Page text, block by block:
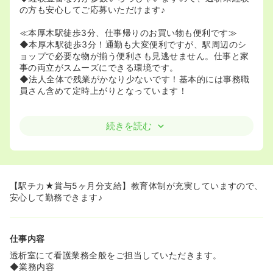
の方も安心してご応募いただけます♪
≪本厚木駅徒歩3分、仕事帰りのお買い物も便利です≫
◆本厚木駅徒歩3分！通勤も大変便利ですが、駅周辺のシ
ョップで必要な物が揃う便利さも見逃せません。仕事と家
事の両立がスムーズにできる環境です。
◆法人全体で残業がかなり少ないです！基本的には事務職
員さん含めて定時上がりとなっています！
続きを読む
【駅チカ★賞与5ヶ月分支給】教育体制が充実していますので、
安心して勤務できます♪
仕事内容
透析室にて看護業務全般をご担当していただきます。
◆業務内容